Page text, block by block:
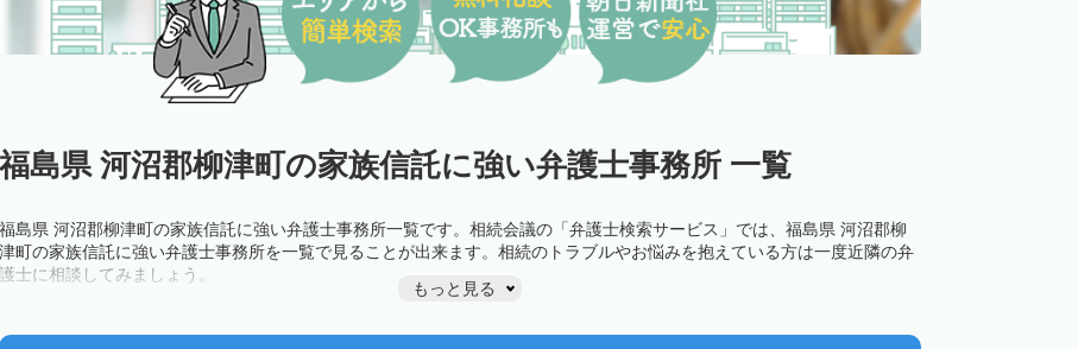
福島県 河沼郡柳津町の家族信託に強い弁護士事務所 一覧
福島県 河沼郡柳津町の家族信託に強い弁護士事務所一覧です。相続会議の「弁護士検索サービス」では、福島県 河沼郡柳
津町の家族信託に強い弁護士事務所を一覧で見ることが出来ます。相続のトラブルやお悩みを抱えている方は一度近隣の弁
護士に相談してみましょう。
もっと見る